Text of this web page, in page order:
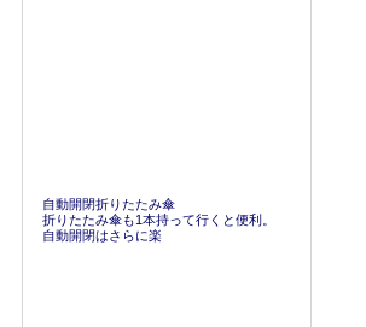
自動開閉折りたたみ傘
折りたたみ傘も1本持って行くと便利。
自動開閉はさらに楽